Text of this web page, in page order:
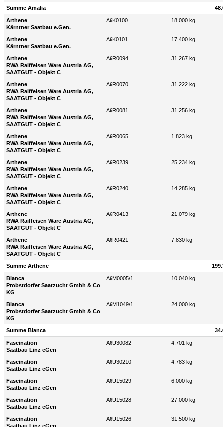
Summe Amalia
Arthene
Kärntner Saatbau e.Gen.
A6K0100 18.000 kg
Arthene
Kärntner Saatbau e.Gen.
A6K0101 17.400 kg
Arthene
RWA Raiffeisen Ware Austria AG,
SAATGUT - Objekt C
A6R0094 31.267 kg
Arthene
RWA Raiffeisen Ware Austria AG,
SAATGUT - Objekt C
A6R0070 31.222 kg
Arthene
RWA Raiffeisen Ware Austria AG,
SAATGUT - Objekt C
A6R0081 31.256 kg
Arthene
RWA Raiffeisen Ware Austria AG,
SAATGUT - Objekt C
A6R0065 1.823 kg
Arthene
RWA Raiffeisen Ware Austria AG,
SAATGUT - Objekt C
A6R0239 25.234 kg
Arthene
RWA Raiffeisen Ware Austria AG,
SAATGUT - Objekt C
A6R0240 14.285 kg
Arthene
RWA Raiffeisen Ware Austria AG,
SAATGUT - Objekt C
A6R0413 21.079 kg
Arthene
RWA Raiffeisen Ware Austria AG,
SAATGUT - Objekt C
A6R0421 7.830 kg
Summe Arthene
Bianca
Probstdorfer Saatzucht Gmbh & Co
KG
A6M0005/1 10.040 kg
Bianca
Probstdorfer Saatzucht Gmbh & Co
KG
A6M1049/1 24.000 kg
Summe Bianca
Fascination
Saatbau Linz eGen
A6U30082 4.701 kg
Fascination
Saatbau Linz eGen
A6U30210 4.783 kg
Fascination
Saatbau Linz eGen
A6U15029 6.000 kg
Fascination
Saatbau Linz eGen
A6U15028 27.000 kg
Fascination
Saatbau Linz eGen
A6U15026 31.500 kg